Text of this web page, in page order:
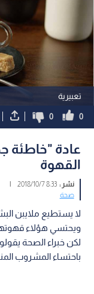
تعبيرية
0
0
عادة "خاطئة
القهوة
نشر :8:33 2018/10/7
|
صحة
لا يستطيع ملايبن
ويحتسي هؤلاء
لكن خبراء الصحة
باحتساء المشروب